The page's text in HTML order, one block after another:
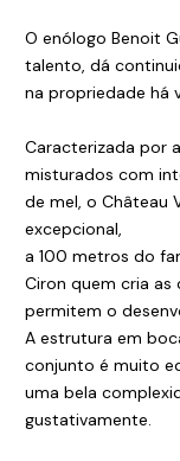
O enólogo Benoit
talento, dá
na propriedade há
Caracterizada por
misturados com
de mel, o Château
excepcional,
a 100 metros do
Ciron quem cria as
permitem o
A estrutura em
conjunto é muito
uma bela
gustativamente.